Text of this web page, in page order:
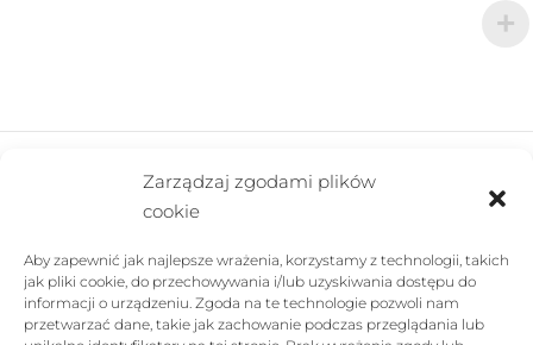
Zarządzaj zgodami plików
cookie
Aby zapewnić jak najlepsze wrażenia, korzystamy z technologii, takich
jak pliki cookie, do przechowywania i/lub uzyskiwania dostępu do
informacji o urządzeniu. Zgoda na te technologie pozwoli nam
przetwarzać dane, takie jak zachowanie podczas przeglądania lub
POMOC
SKLEP